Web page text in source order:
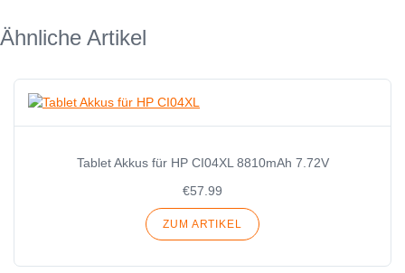
Ähnliche Artikel
Tablet Akkus für HP CI04XL 8810mAh 7.72V
€57.99
ZUM ARTIKEL